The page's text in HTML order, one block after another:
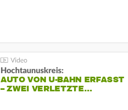
Hochtaunuskreis:
AUTO VON U-BAHN ERFASST
– ZWEI VERLETZTE…